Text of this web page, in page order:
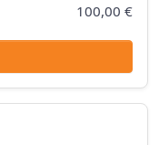
100,00 €